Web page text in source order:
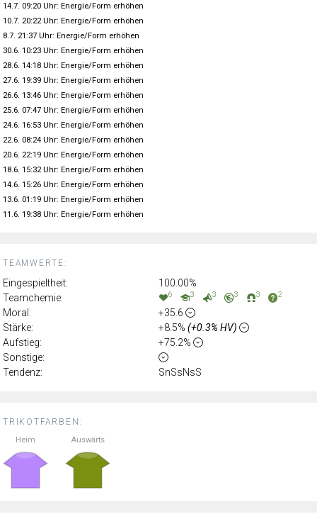
TRIKOTFARBEN:
Heim Auswärts
TEAMWERTE:
Eingespieltheit:
100.00%
Teamchemie:
6 3 3 3 3 2
Moral:
+35.6
Stärke:
+8.5% (+0.3% HV)
Aufstieg:
+75.2%
Sonstige:
Tendenz:
SnSsNsS
14.7. 09:20 Uhr: Energie/Form erhöhen
10.7. 20:22 Uhr: Energie/Form erhöhen
8.7. 21:37 Uhr: Energie/Form erhöhen
30.6. 10:23 Uhr: Energie/Form erhöhen
28.6. 14:18 Uhr: Energie/Form erhöhen
27.6. 19:39 Uhr: Energie/Form erhöhen
26.6. 13:46 Uhr: Energie/Form erhöhen
25.6. 07:47 Uhr: Energie/Form erhöhen
24.6. 16:53 Uhr: Energie/Form erhöhen
22.6. 08:24 Uhr: Energie/Form erhöhen
20.6. 22:19 Uhr: Energie/Form erhöhen
18.6. 15:32 Uhr: Energie/Form erhöhen
14.6. 15:26 Uhr: Energie/Form erhöhen
13.6. 01:19 Uhr: Energie/Form erhöhen
11.6. 19:38 Uhr: Energie/Form erhöhen